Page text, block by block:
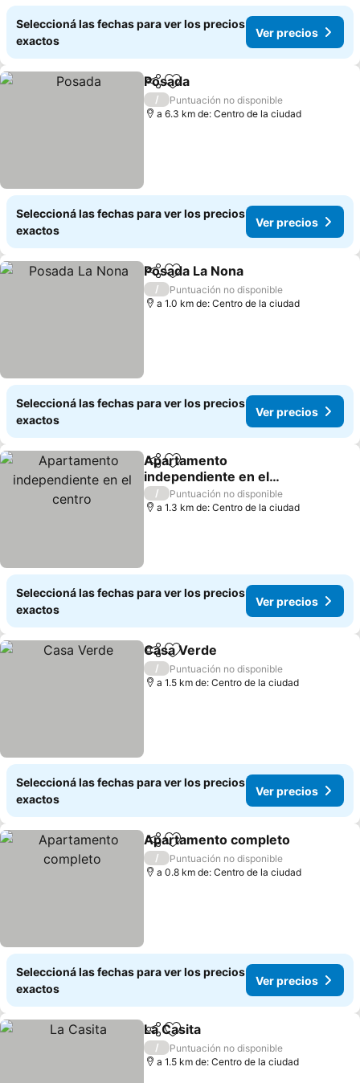
Seleccioná las fechas para ver los precios
exactos
Ver precios
CompartirAñadir a favoritos
Posada
/
Puntuación no disponible
a 6.3 km de: Centro de la ciudad
Seleccioná las fechas para ver los precios
exactos
Ver precios
CompartirAñadir a favoritos
Posada La Nona
/
Puntuación no disponible
a 1.0 km de: Centro de la ciudad
Seleccioná las fechas para ver los precios
exactos
Ver precios
CompartirAñadir a favoritos
Apartamento
independiente en el
centro
/
Puntuación no disponible
a 1.3 km de: Centro de la ciudad
Seleccioná las fechas para ver los precios
exactos
Ver precios
CompartirAñadir a favoritos
Casa Verde
/
Puntuación no disponible
a 1.5 km de: Centro de la ciudad
Seleccioná las fechas para ver los precios
exactos
Ver precios
CompartirAñadir a favoritos
Apartamento completo
/
Puntuación no disponible
a 0.8 km de: Centro de la ciudad
Seleccioná las fechas para ver los precios
exactos
Ver precios
CompartirAñadir a favoritos
La Casita
/
Puntuación no disponible
a 1.5 km de: Centro de la ciudad